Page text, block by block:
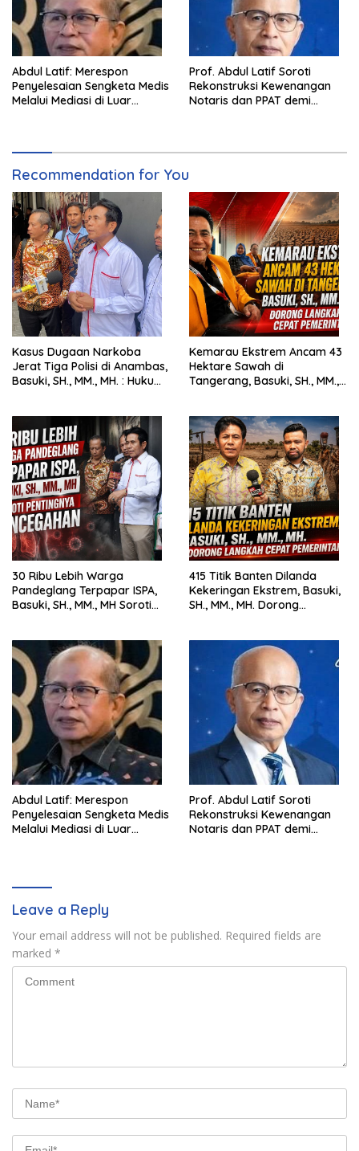
Abdul Latif: Merespon
Penyelesaian Sengketa Medis
Melalui Mediasi di Luar
Prof. Abdul Latif Soroti
Rekonstruksi Kewenangan
Notaris dan PPAT demi
Recommendation for You
Kasus Dugaan Narkoba
Jerat Tiga Polisi di Anambas,
Basuki, SH., MM., MH. : Hukum
Kemarau Ekstrem Ancam 43
Hektare Sawah di
Tangerang, Basuki, SH., MM.,
30 Ribu Lebih Warga
Pandeglang Terpapar ISPA,
Basuki, SH., MM., MH Soroti
415 Titik Banten Dilanda
Kekeringan Ekstrem, Basuki,
SH., MM., MH. Dorong
Abdul Latif: Merespon
Penyelesaian Sengketa Medis
Melalui Mediasi di Luar
Prof. Abdul Latif Soroti
Rekonstruksi Kewenangan
Notaris dan PPAT demi
Leave a Reply
Your email address will not be published. Required fields are
marked *